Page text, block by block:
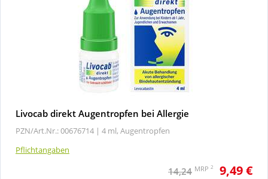
Livocab direkt Augentropfen bei Allergie
PZN/Art.Nr.: 00676714 | 4 ml, Augentropfen
Pflichtangaben
14,24 MRP 2 9,49 €